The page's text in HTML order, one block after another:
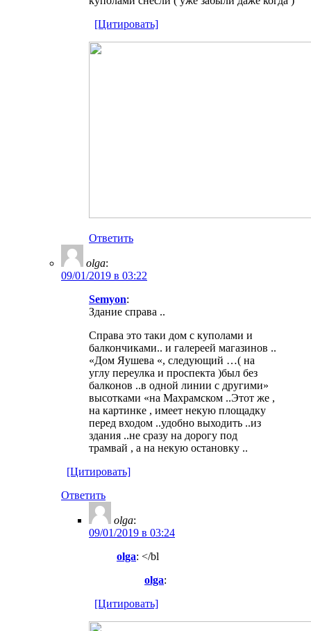
[Цитировать]
Ответить
olga:
09/01/2019 в 03:22
Semyon:
Здание справа ..
Справа это таки дом с куполами и
балкончиками.. и галереей магазинов ..
«Дом Яушева «, следующий …( на
углу переулка и проспекта )был без
балконов ..в одной линии с другими»
высотками «на Махрамском ..Этот же ,
на картинке , имеет некую площадку
перед входом ..удобно выходить ..из
здания ..не сразу на дорогу под
трамвай , а на некую остановку ..
[Цитировать]
Ответить
olga:
09/01/2019 в 03:24
olga: </bl
olga:
[Цитировать]